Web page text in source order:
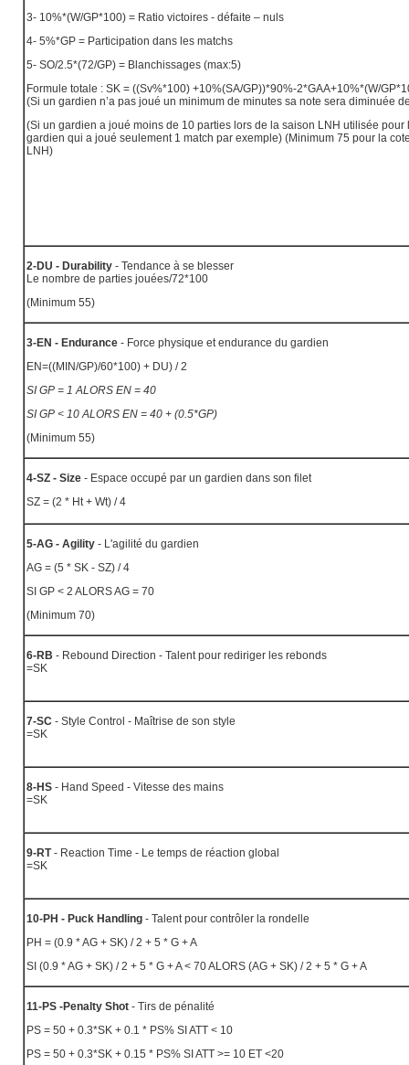
3- 10%*(W/GP*100) = Ratio victoires - défaite – nuls
4- 5%*GP = Participation dans les matchs
5- SO/2.5*(72/GP) = Blanchissages (max:5)
Formule totale : SK = ((Sv%*100) +10%(SA/GP))*90%-2*GAA+10%*(W/
(Si un gardien n’a pas joué un minimum de minutes sa note sera diminuée
(Si un gardien a joué moins de 10 parties lors de la saison LNH utilisée
gardien qui a joué seulement 1 match par exemple) (Minimum 75 pour la
LNH)
2-DU - Durability - Tendance à se blesser
Le nombre de parties jouées/72*100
(Minimum 55)
3-EN - Endurance - Force physique et endurance du gardien
EN=((MIN/GP)/60*100) + DU) / 2
SI GP = 1 ALORS EN = 40
SI GP < 10 ALORS EN = 40 + (0.5*GP)
(Minimum 55)
4-SZ - Size - Espace occupé par un gardien dans son filet
SZ = (2 * Ht + Wt) / 4
5-AG - Agility - L'agilité du gardien
AG = (5 * SK - SZ) / 4
SI GP < 2 ALORS AG = 70
(Minimum 70)
6-RB - Rebound Direction - Talent pour rediriger les rebonds
=SK
7-SC - Style Control - Maîtrise de son style
=SK
8-HS - Hand Speed - Vitesse des mains
=SK
9-RT- Reaction Time - Le temps de réaction global
=SK
10-PH - Puck Handling - Talent pour contrôler la rondelle
PH = (0.9 * AG + SK) / 2 + 5 * G + A
SI (0.9 * AG + SK) / 2 + 5 * G + A < 70 ALORS (AG + SK) / 2 + 5 * G + A
11-PS -Penalty Shot - Tirs de pénalité
PS = 50 + 0.3*SK + 0.1 * PS% SI ATT < 10
PS = 50 + 0.3*SK + 0.15 * PS% SI ATT >= 10 ET <20